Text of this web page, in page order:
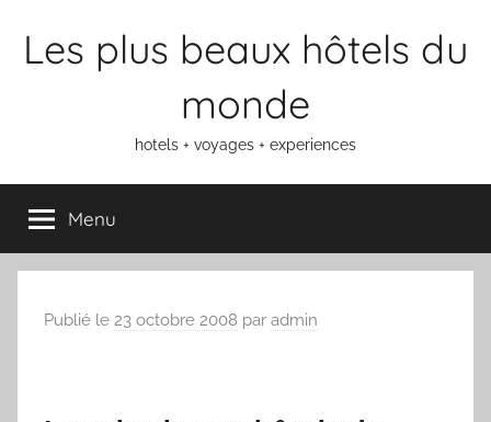
Les plus beaux hôtels du
monde
hotels + voyages + experiences
Menu
Publié le 23 octobre 2008 par admin